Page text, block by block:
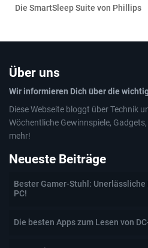
Die SmartSleep Suite von Phillips
Über uns
Wir informieren Dich über die
Diese Webseite bloggt über Technik
Wöchentliche Gewinnspiele,
mehr!
Neueste Beiträge
Bester Gamer-Stuhl:
PC!
Die besten Apps zum Lesen von